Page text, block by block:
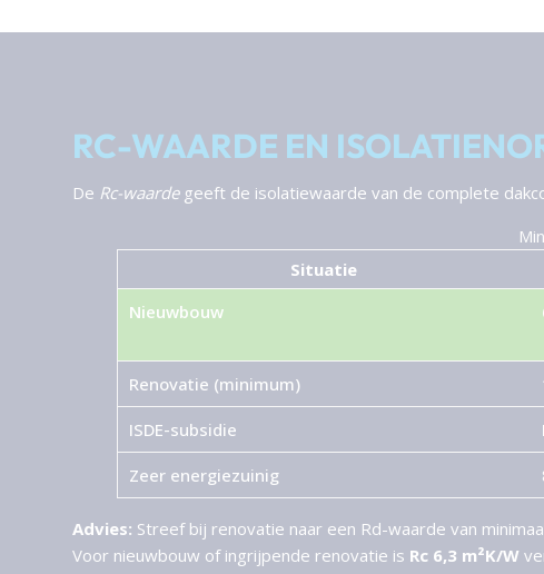
RC-WAARDE EN
De Rc-waardegeeft de isolatiewaarde van de complete
Situatie
Nieuwbouw
Renovatie (minimum)
ISDE-subsidie
Zeer energiezuinig
Advies: Streef bij renovatie naar een Rd-waarde van
Voor nieuwbouw of ingrijpende renovatie is Rc 6,3 m²K/W